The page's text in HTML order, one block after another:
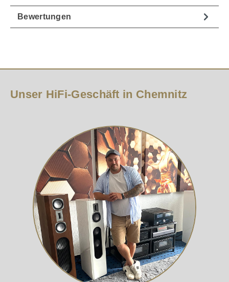
Bewertungen
Unser HiFi-Geschäft in Chemnitz